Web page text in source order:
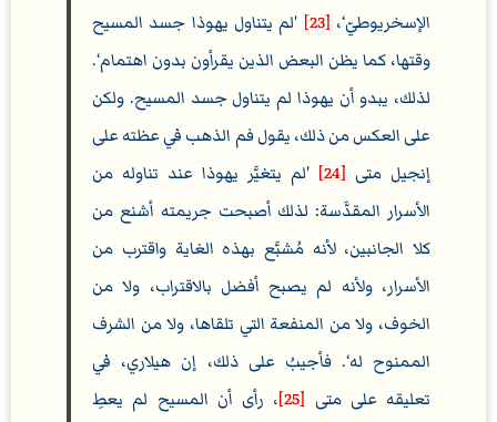
الإسخريوطيّ‘، [23]
'لم يتناول يهوذا جسد المسيح
وقتها، كما يظن البعض الذين يقرأون بدون اهتمام‘.
لذلك، يبدو أن يهوذا لم يتناول جسد المسيح. ولكن
على العكس من ذلك، يقول فم الذهب في عظته على
إنجيل متى [24]
'لم يتغيَّر يهوذا عند تناوله من
الأسرار المقدَّسة: لذلك أصبحت جريمته أشنع من
كلا الجانبين، لأنه مُشبَّع بهذه الغاية واقترب من
الأسرار، ولأنه لم يصبح أفضل بالاقتراب، ولا من
الخوف، ولا من المنفعة التي تلقاها، ولا من الشرف
الممنوح له‘. فأجيبُ على ذلك، إن هيلاري، في
تعليقه على متى [25]
، رأى أن المسيح لم يعطِ